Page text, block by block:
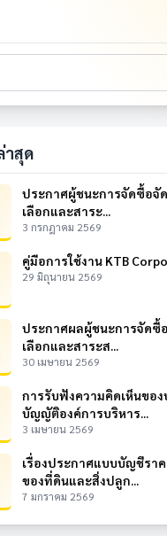
าสุด
ประกาศผู้ชนะการจัดซื้อจั
เลือกและสาระ...
3 กรกฎาคม 2569
คู่มือการใช้งาน KTB
29 มิถุนายน 2569
ประกาศผลผู้ชนะการจัดซื้
เลือกและสาระส...
30 เมษายน 2569
การรับฟังความคิดเห็นของ
บัญญัติองค์การบริหาร...
3 เมษายน 2569
เรื่องประกาศแบบบัญชีรา
ของที่ดินและสิ่งปลูก...
7 มกราคม 2569